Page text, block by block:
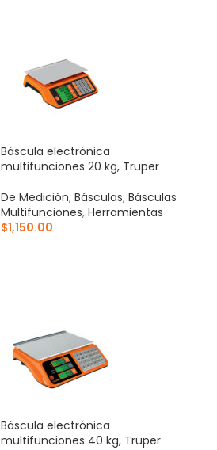
Báscula electrónica
multifunciones 20 kg, Truper
De Medición,Básculas,Básculas
Multifunciones,Herramientas
$1,150.00
Báscula electrónica
multifunciones 40 kg, Truper